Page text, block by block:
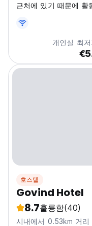
근처에 있기 때문에 활
개인실 최저
호스텔
Govind Hotel
8.7훌륭함(40)
시내에서 0.53km 거리